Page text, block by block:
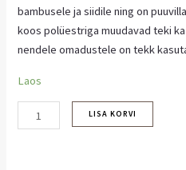
bambusele ja siidile ning on
koos polüestriga muudavad teki
nendele omadustele on tekk
Laos
LISA KORVI